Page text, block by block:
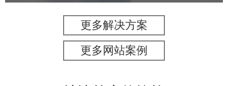
更多解决方案
更多网站案例